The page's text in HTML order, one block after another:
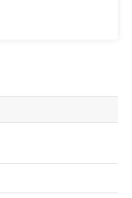
Redevine
Consultațiilor